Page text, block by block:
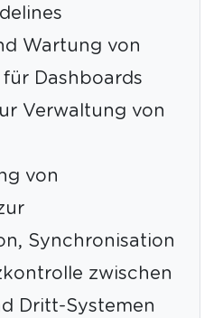
Wartung von
Dashboards
Verwaltung von
von
Synchronisation
zwischen
Dritt-Systemen